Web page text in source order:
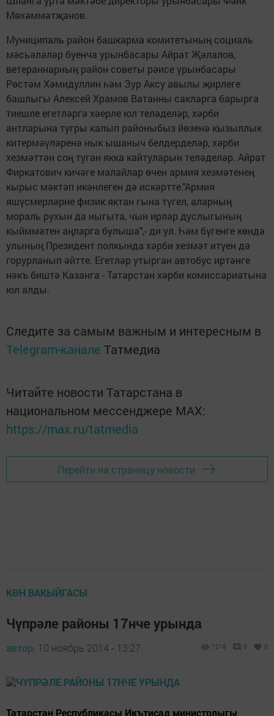
Мөхәммәтҗанов.
Муниципаль район башкарма комитетының социаль
мәсьәләләр буенча урынбасары Айрат Җәлалов,
ветераннарның район советы рәисе урынбасары
Рөстәм Хәмидуллин һәм Зур Аксу авылы җирлеге
башлыгы Алексей Храмов Ватанны сакларга барырга
тиешле егетләргә хәерле юл теләделәр, хәрби
антларына тугры калып районыбыз йөзенә кызыллык
китермәүләренә нык ышаныч белдерделәр, хәрби
хезмәттән соң туган якка кайтуларын теләделәр. Айрат
Фиркатович кичәге малайлар өчен армия хезмәтенең
кырыс мәктәп икәнлеген дә искәртте."Армия
яшүсмерләрне физик яктан гына түгел, аларның
мораль рухын да ныгыта, чын ирләр дуслыгының
кыйммәтен аңларга булыша",- ди ул. Һәм бүгенге көндә
улының Президент полкында хәрби хезмәт итүен дә
горурланып әйтте. Егетләр утырган автобус иртәнге
нәкъ биштә Казанга - Татарстан хәрби комиссариатына
юл алды.
Следите за самым важным и интересным в
Telegram-канале Татмедиа
Читайте новости Татарстана в
национальном мессенджере MАХ:
https://max.ru/tatmedia
Перейти на страницу новости
КӨН ВАКЫЙГАСЫ
Чүпрәле районы 17нче урында
автор, 10 ноябрь 2014 - 13:27 1218 0 0
Татарстан Республикасы Икътисад министрлыгы